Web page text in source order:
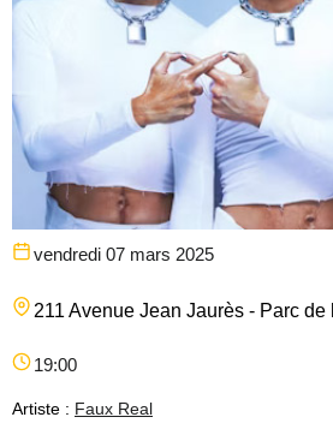
vendredi 07 mars 2025
211 Avenue Jean Jaurès - Parc de
19:00
Artiste : Faux Real